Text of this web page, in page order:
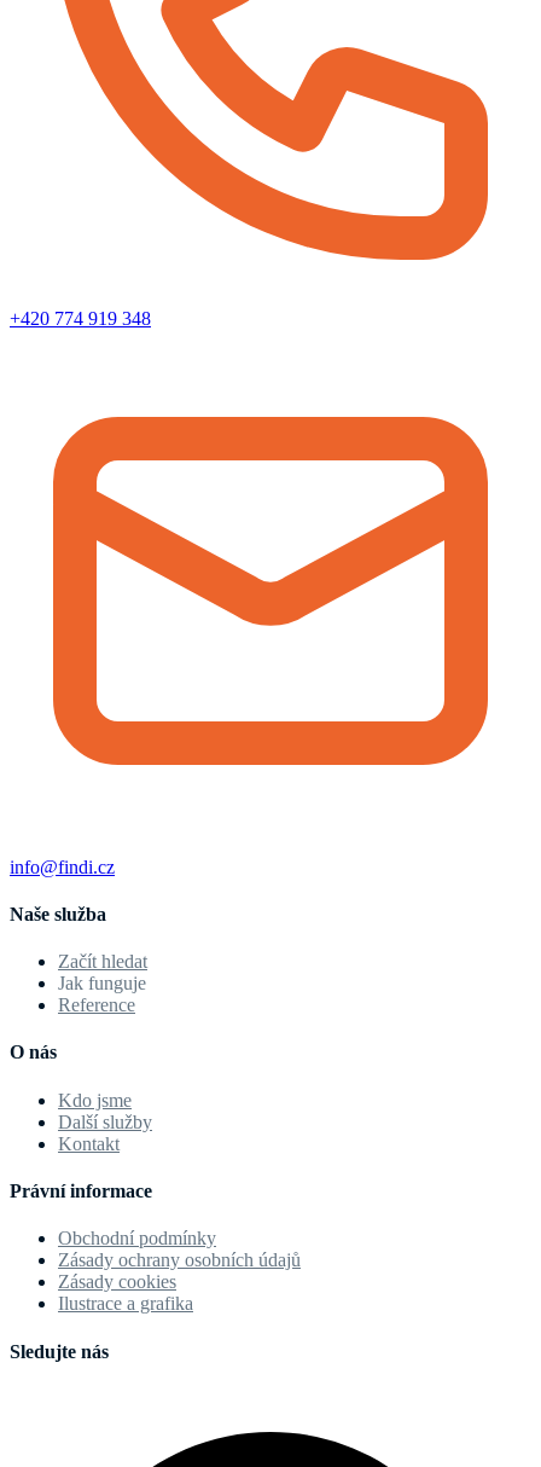
+420 774 919 348
info@findi.cz
Naše služba
Začít hledat
Jak funguje
Reference
O nás
Kdo jsme
Další služby
Kontakt
Právní informace
Obchodní podmínky
Zásady ochrany osobních údajů
Zásady cookies
Ilustrace a grafika
Sledujte nás